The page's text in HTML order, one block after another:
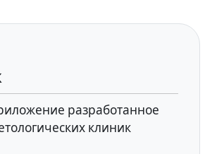
разработанное
клиник